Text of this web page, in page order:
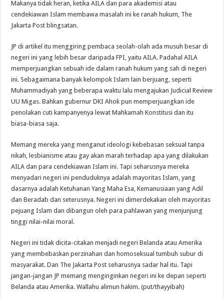
Makanya tidak heran, ketika AILA dan para akademisi atau
cendekiawan Islam membawa masalah ini ke ranah hukum, The
Jakarta Post blingsatan.
JP di artikel itu menggiring pembaca seolah-olah ada musuh besar di
negeri ini yang lebih besar daripada FPI, yaitu AILA. Padahal AILA
memperjuangkan sebuah ide dalam ranah hukum yang sah di negeri
ini. Sebagaimana banyak kelompok Islam lain berjuang, seperti
Muhammadiyah yang beberapa waktu lalu mengajukan Judicial Review
UU Migas. Bahkan gubernur DKI Ahok pun memperjuangkan ide
penolakan cuti kampanyenya lewat Mahkamah Konstitusi dan itu
biasa-biasa saja.
Memang mereka yang menganut ideologi kebebasan seksual tanpa
nikah, lesbianisme atau gay akan marah terhadap apa yang dilakukan
AILA dan para cendekiawan Islam ini. Tapi seharusnya mereka
menyadari negeri ini penduduknya adalah mayoritas Islam, yang
dasarnya adalah Ketuhanan Yang Maha Esa, Kemanusiaan yang Adil
dan Beradab dan seterusnya. Negeri ini dimerdekakan oleh mayoritas
pejuang Islam dan dibangun oleh para pahlawan yang menjunjung
tinggi nilai-nilai moral.
Negeri ini tidak dicita-citakan menjadi negeri Belanda atau Amerika
yang membebaskan perzinahan dan homoseksual tumbuh subur di
masyarakat. Dan The Jakarta Post seharusnya sadar hal itu. Tapi
jangan-jangan JP memang menginginkan negeri ini ke depan seperti
Belanda atau Amerika. Wallahu alimun hakim. (put/thayyibah)